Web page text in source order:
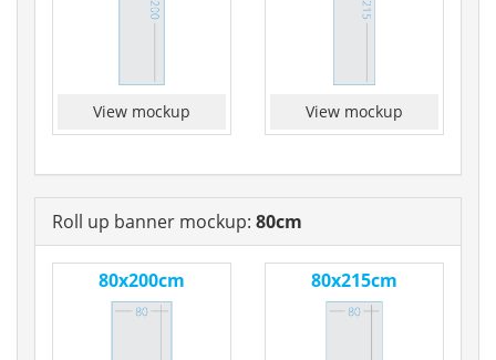
View mockup View mockup
Roll up banner mockup: 80cm
80x200cm 80x215cm